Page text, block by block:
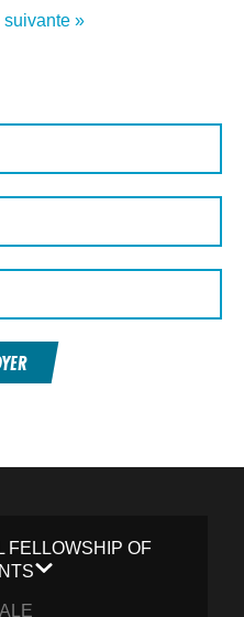
»
FELLOWSHIP OF